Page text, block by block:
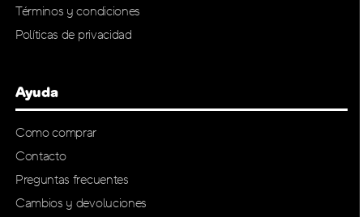
Términos y condiciones
Políticas de privacidad
Ayuda
Como comprar
Contacto
Preguntas frecuentes
Cambios y devoluciones